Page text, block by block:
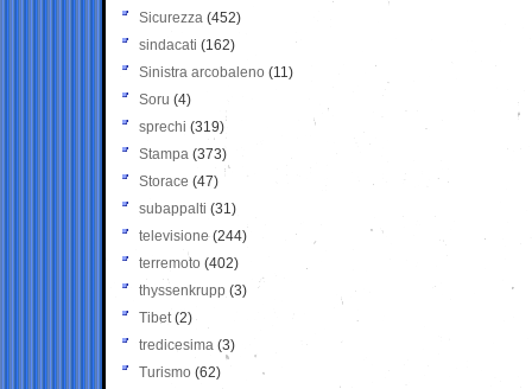
Sicurezza (452)
sindacati (162)
Sinistra arcobaleno (11)
Soru (4)
sprechi (319)
Stampa (373)
Storace (47)
subappalti (31)
televisione(244)
terremoto (402)
thyssenkrupp (3)
Tibet(2)
tredicesima (3)
Turismo (62)